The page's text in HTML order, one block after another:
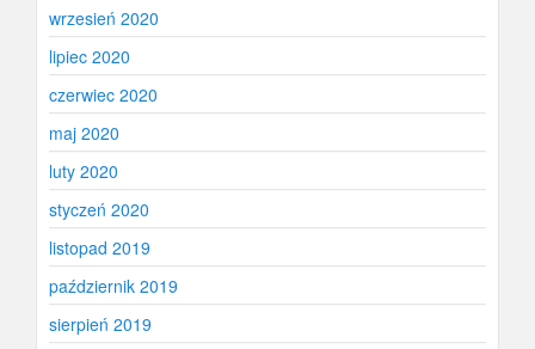
wrzesień 2020
lipiec 2020
czerwiec 2020
maj 2020
luty 2020
styczeń 2020
listopad 2019
październik 2019
sierpień 2019